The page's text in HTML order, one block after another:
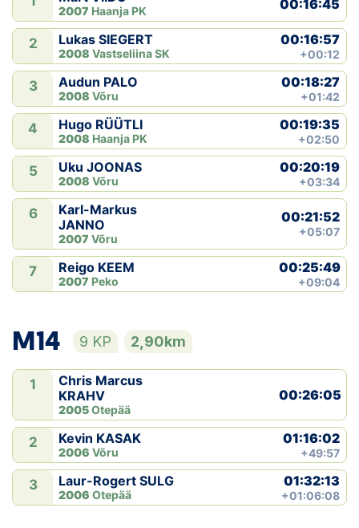
2007 Haanja PK 00:16:45
2 Lukas SIEGERT
2008 Vastseliina SK
00:16:57
+00:12
3 Audun PALO
2008 Võru
00:18:27
+01:42
4 Hugo RÜÜTLI
2008 Haanja PK
00:19:35
+02:50
5 Uku JOONAS
2008 Võru
00:20:19
+03:34
6
Karl-Markus
JANNO
2007 Võru
00:21:52
+05:07
7 Reigo KEEM
2007 Peko
00:25:49
+09:04
M14 9 KP 2,90km
1
Chris Marcus
KRAHV
2005Otepää
00:26:05
2 Kevin KASAK
2006 Võru
01:16:02
+49:57
3 Laur-Rogert SULG
2006 Otepää
01:32:13
+01:06:08